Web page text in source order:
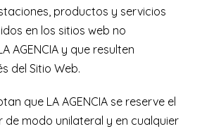
productos y servicios
en los sitios web no
AGENCIA y que resulten
del Sitio Web.
que LA AGENCIA se reserve el
de modo unilateral y en cualquier